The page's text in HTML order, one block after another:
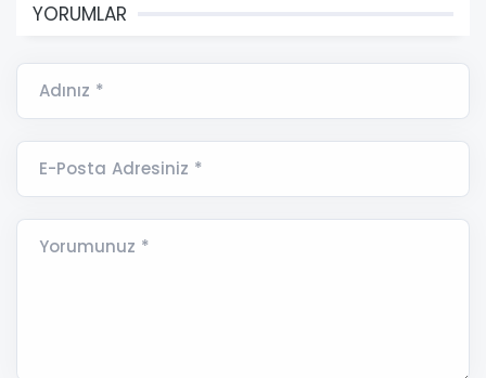
YORUMLAR
Adınız *
E-Posta Adresiniz *
Yorumunuz *